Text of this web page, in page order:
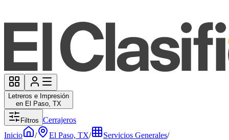
Letreros e Impresión
en El Paso, TX
Filtros Cerrajeros
Inicio
/ El Paso, TX/ Servicios Generales/